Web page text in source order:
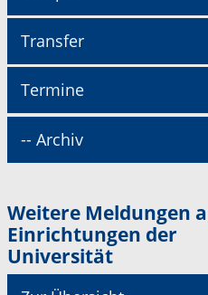
Transfer
Termine
-- Archiv
Weitere Meldungen
Einrichtungen der
Universität